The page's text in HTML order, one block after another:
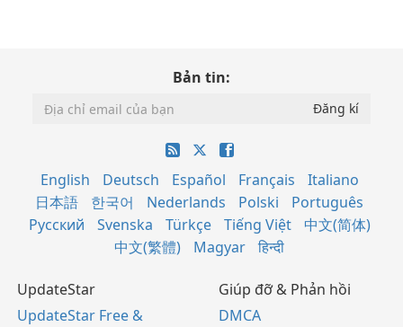
Bản tin:
English Deutsch Español Français
Italiano
日本語
한국어 Nederlands Polski
Português
Русский
Svenska Türkçe Tiếng Việt
中文(简体)
中文(繁體)
Magyar हिन्दी
UpdateStar
UpdateStar Free &
Giúp đỡ & Phản hồi
DMCA